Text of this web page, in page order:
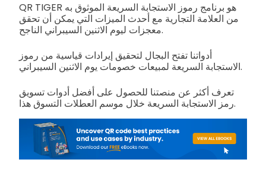
QR TIGER هو برنامج رموز الاستجابة السريعة الموثوق به
من العلامة التجارية مع أحدث الميزات التي يمكن أن تحقق
معجزات ليوم الاثنين السيبراني الناجح.
أدواتنا تفتح البجال لتحقيق إيرادات قياسية من رموز
الاستجابة السريعة لمبيعات خصومات يوم الاثنين السيبراني.
تعرف أكثر عن منصتنا للحصول على أفضل أدوات تسويق
رمز الاستجابة السريعة خلال موسم العطلات التسوق هذا.